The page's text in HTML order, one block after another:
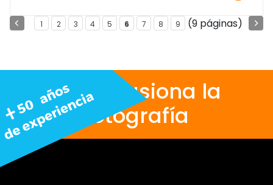
1 2 3 4 5 6 7 8 9 (9 páginas)
Nos apasiona la
fotografía